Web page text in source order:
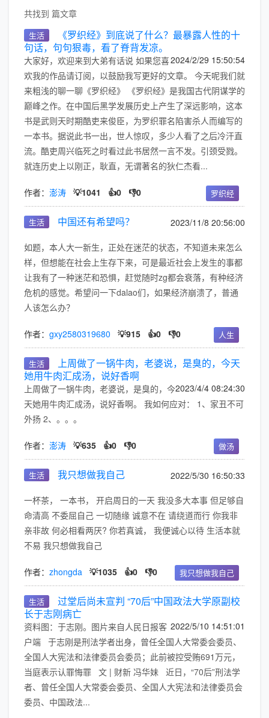
共找到 篇文章
生活
《罗织经》到底说了什么？最暴露人性的十
句话，句句狠毒，看了脊背发凉。
2024/2/29 15:50:54
大家好，欢迎来到大弟有话说 如果您喜
欢我的作品请订阅，以鼓励我写更好的文章。 今天呢我们就
来粗浅的聊一聊《罗织经》 《罗织经》是我国古代阴谋学的
巅峰之作。在中国后黑学发展历史上产生了深远影响，这本
书是武则天时期酷吏来俊臣，为罗织罪名陷害杀人而编写的
一本书。据说此书一出，世人惊叹，多少人看了之后冷汗直
流。酷吏周兴临死之时看过此书居然一言不发。引颈受戮。
就连历史上以刚正，耿直，无谓著名的狄仁杰看...
作者： 澎涛 💡1041 👍0 👎0 罗织经
生活 中国还有希望吗？ 2023/11/8 20:56:00
如题，本人大一新生，正处在迷茫的状态，不知道未来怎么
样，但想能在社会上生存下来，可是最近社会上发生的事都
让我有了一种迷茫和恐惧，赶觉随时zg都会衰落，有种经济
危机的感觉。希望问一下dalao们，如果经济崩溃了，普通
人该怎么办？
作者： gxy2580319680 💡915 👍0 👎0 人生
生活
上周做了一锅牛肉，老婆说，是臭的，今天
她用牛肉汇成汤，说好香啊
2023/4/4 08:24:30
上周做了一锅牛肉，老婆说，是臭的，今
天她用牛肉汇成汤，说好香啊。 我如何应对： 1、家丑不可
外扬 2、。。。
作者： 澎涛 💡635 👍0 👎0 做汤
生活 我只想做我自己 2022/5/30 16:50:33
一杯茶， 一本书， 开启周日的一天 我没多大本事 但足够自
命清高 不委屈自己 一切随缘 诚意不在 请绕道而行 你我非
亲非故 何必相看两厌? 你若真诚， 我便诚心以待 生活本就
不易 我只想做我自己
作者： zhongda 💡1035 👍0 👎0 我只想做我自己
生活
过堂后尚未宣判 “70后”中国政法大学原副校
长于志刚病亡
2022/5/10 14:51:01
资料图：于志刚。图片来自人民日报客
户端 于志刚是刑法学者出身，曾任全国人大常委会委员、
全国人大宪法和法律委员会委员；此前被控受贿691万元，
当庭表示认罪悔罪 文 | 财新 冯华妹 近日，“70后”刑法学
者、曾任全国人大常委会委员、全国人大宪法和法律委员会
委员、中国政法...